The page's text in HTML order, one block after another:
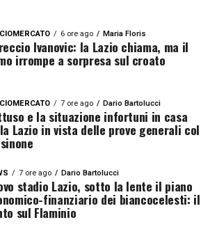
6 ore ago Maria Floris
Ivanovic: la Lazio chiama, ma il
irrompe a sorpresa sul croato
7 ore ago Dario Bartolucci
e la situazione infortuni in casa
Lazio in vista delle prove generali col
7 ore ago Dario Bartolucci
stadio Lazio, sotto la lente il piano
finanziario dei biancocelesti: il
sul Flaminio